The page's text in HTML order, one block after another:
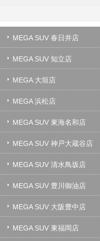
MEGA SUV 春日井店
MEGA SUV 知立店
MEGA 大垣店
MEGA 浜松店
MEGA SUV 東海名和店
MEGA SUV 神戸大蔵谷店
MEGA SUV 清水鳥坂店
MEGA SUV 豊川御油店
MEGA SUV 大阪豊中店
MEGA SUV 東福岡店